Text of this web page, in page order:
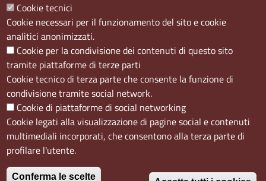
Il venerdì dalle ore 8.50 alle ore 11.00
Social
Menù privacy
Cookie Note Legali Accesso riservato
Cookie tecnici
Cookie necessari per il funzionamento del sito e cookie
analitici anonimizzati.
Cookie per la condivisione dei contenuti di questo sito
tramite piattaforme di terze parti
Cookie tecnico di terza parte che consente la funzione di
condivisione tramite social network.
Cookie di piattaforme di social networking
Cookie legati alla visualizzazione di pagine social e contenuti
multimediali incorporati, che consentono alla terza parte di
profilare l'utente.
Conferma le scelte